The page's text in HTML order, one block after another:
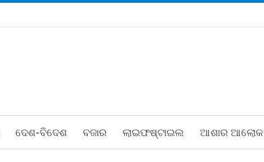
ଦେଶ-ବିଦେଶ ବଜାର ଲାଇଫଷ୍ଟାଇଲ ଆଶାର ଆଲୋକ